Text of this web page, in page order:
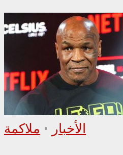
الأخبار • ملاكمة